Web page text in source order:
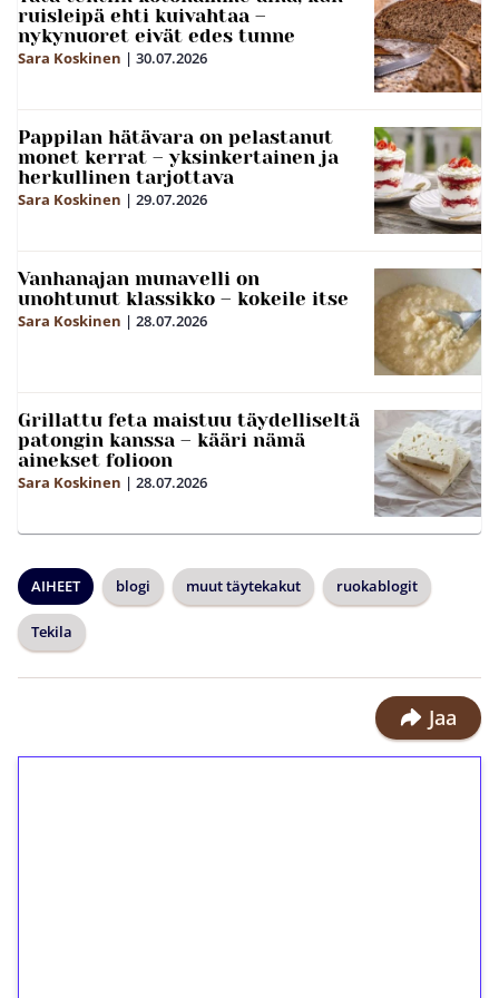
ruisleipä ehti kuivahtaa –
nykynuoret eivät edes tunne
Sara Koskinen | 30.07.2026
Pappilan hätävara on pelastanut
monet kerrat – yksinkertainen ja
herkullinen tarjottava
Sara Koskinen | 29.07.2026
Vanhanajan munavelli on
unohtunut klassikko – kokeile itse
Sara Koskinen | 28.07.2026
Grillattu feta maistuu täydelliseltä
patongin kanssa – kääri nämä
ainekset folioon
Sara Koskinen | 28.07.2026
AIHEET blogi muut täytekakut ruokablogit
Tekila
Jaa